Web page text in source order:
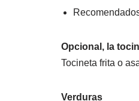
Opcional, la
Tocineta frita o
Verduras